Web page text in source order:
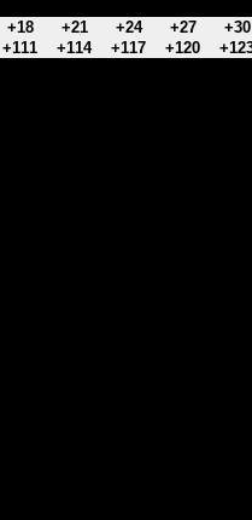
+18 +21 +24 +27
+30
+111 +114 +117 +120